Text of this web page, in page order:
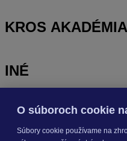
KROS AKADÉMIA
INÉ
O súboroch cookie
Súbory cookie používame na